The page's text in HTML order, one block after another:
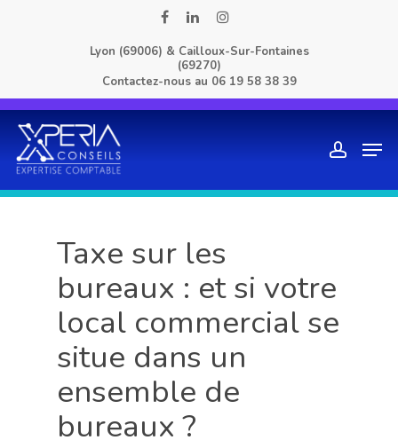
facebooklinkedininstagram
Lyon (69006) & Cailloux-Sur-Fontaines
(69270)
Contactez-nous au 06 19 58 38 39
Taxe sur les
bureaux : et si votre
local commercial se
situe dans un
ensemble de
bureaux ?